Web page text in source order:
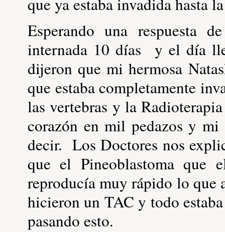
Esperando una respuesta
internada 10 días y el día
dijeron que mi hermosa
que estaba completamente
las vertebras y la
corazón en mil pedazos y mi
decir. Los Doctores nos
que el Pineoblastoma que
reproducía muy rápido lo que
hicieron un TAC y todo
pasando esto.